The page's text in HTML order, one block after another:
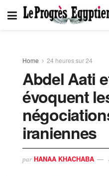
Home 24 heures sur 24
Abdel Aati
évoquent
iraniennes
par HANAA KHACHABA